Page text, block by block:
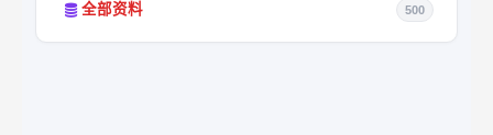
全部资料 500